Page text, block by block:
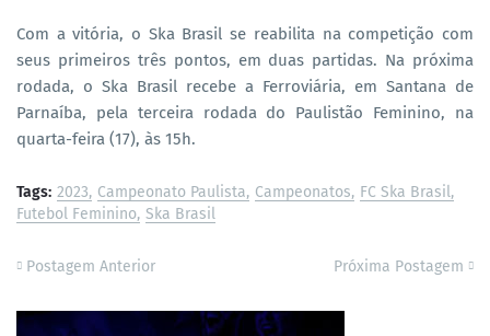
Com a vitória, o Ska Brasil se reabilita na competição com
seus primeiros três pontos, em duas partidas. Na próxima
rodada, o Ska Brasil recebe a Ferroviária, em Santana de
Parnaíba, pela terceira rodada do Paulistão Feminino, na
quarta-feira (17), às 15h.
Tags: 2023 Campeonato Paulista Campeonatos FC Ska Brasil
Futebol Feminino Ska Brasil
Postagem Anterior Próxima Postagem